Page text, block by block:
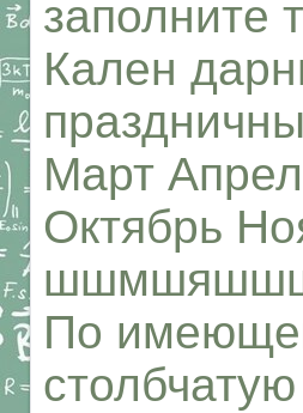
заполните
Кален
Март
Октябрь
По